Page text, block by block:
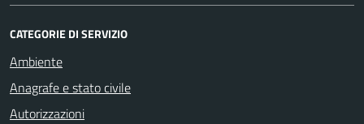
CATEGORIE DI SERVIZIO
Ambiente
Anagrafe e stato civile
Autorizzazioni